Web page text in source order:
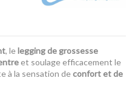
, lelegging de grossesse
et soulage efficacement le
à la sensation de confort et de